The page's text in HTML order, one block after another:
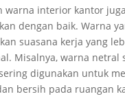
warna interior kantor
dengan baik. Warna
suasana kerja yang
Misalnya, warna netral
digunakan untuk
bersih pada ruangan